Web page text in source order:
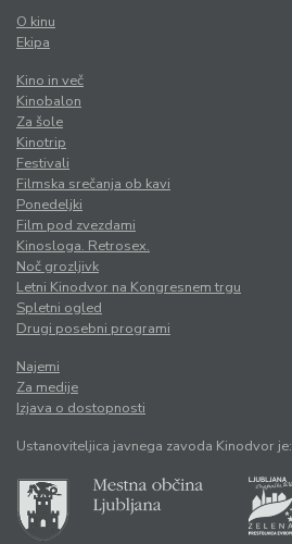
O kinu
Ekipa
Kino in več
Kinobalon
Za šole
Kinotrip
Festivali
Filmska srečanja ob kavi
Ponedeljki
Film pod zvezdami
Kinosloga. Retrosex.
Noč grozljivk
Letni Kinodvor na Kongresnem trgu
Spletni ogled
Drugi posebni programi
Najemi
Za medije
Izjava o dostopnosti
Ustanoviteljica javnega zavoda Kinodvor je: